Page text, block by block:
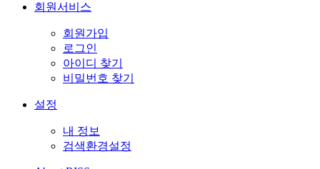
회원서비스
회원가입
로그인
아이디 찾기
비밀번호 찾기
설정
내 정보
검색환경설정